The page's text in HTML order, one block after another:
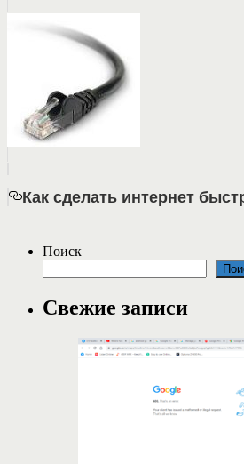
Как сделать интернет
Поиск
Свежие записи